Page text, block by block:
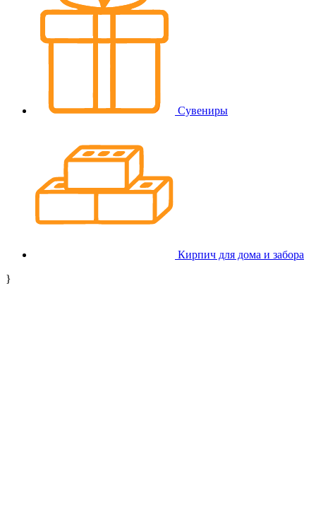
Сувениры
Кирпич для дома и забора
}